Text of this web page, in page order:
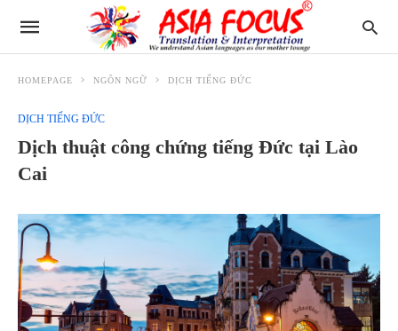
HOMEPAGE NGÔN NGỮ DỊCH TIẾNG ĐỨC
DỊCH TIẾNG ĐỨC
Dịch thuật công chứng tiếng Đức tại Lào
Cai